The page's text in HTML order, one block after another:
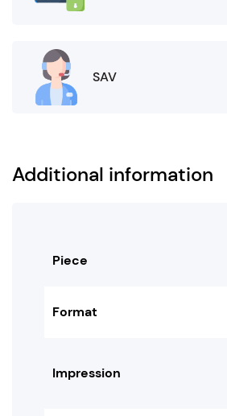
SAV
Additional information
Piece
Format
Impression